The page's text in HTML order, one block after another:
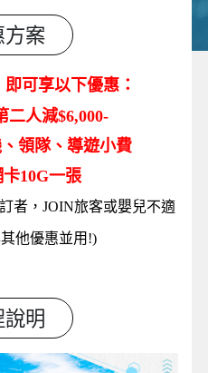
案
即可享以下優惠：
二人減$6,000-
領隊、導遊小費
10G一張
者，JOIN旅客或嬰兒不適
他優惠並用!)
明